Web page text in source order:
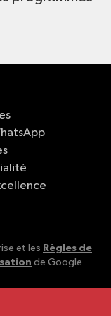
et les Règles de
de Google